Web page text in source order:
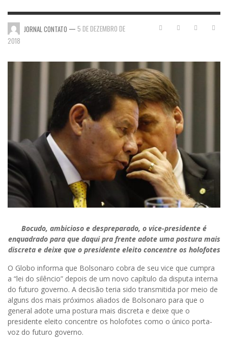
JORNAL CONTATO — 5 DE DEZEMBRO DE
2018
Bocudo, ambicioso e despreparado, o vice-presidente é
enquadrado para que daqui pra frente adote uma postura mais
discreta e deixe que o presidente eleito concentre os holofotes
O Globo informa que Bolsonaro cobra de seu vice que cumpra
a “lei do silêncio” depois de um novo capítulo da disputa interna
do futuro governo. A decisão teria sido transmitida por meio de
alguns dos mais próximos aliados de Bolsonaro para que o
general adote uma postura mais discreta e deixe que o
presidente eleito concentre os holofotes como o único porta-
voz do futuro governo.